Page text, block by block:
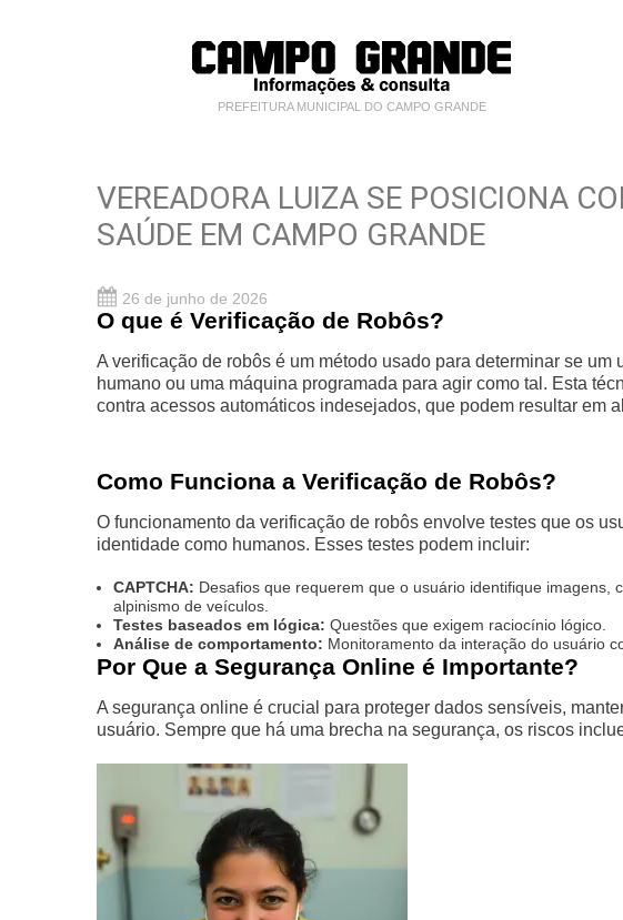
PREFEITURA MUNICIPAL DO CAMPO GRANDE
VEREADORA LUIZA SE POSICIONA
SAÚDE EM CAMPO GRANDE
26 de junho de 2026
O que é Verificação de Robôs?
A verificação de robôs é um método usado para determinar se
humano ou uma máquina programada para agir como tal. Esta
contra acessos automáticos indesejados, que podem resultar em
Como Funciona a Verificação de Robôs?
O funcionamento da verificação de robôs envolve testes que os
identidade como humanos. Esses testes podem incluir:
CAPTCHA: Desafios que requerem que o usuário identifique
alpinismo de veículos.
Testes baseados em lógica: Questões que exigem raciocínio lógico.
Análise de comportamento: Monitoramento da interação do usuário
Por Que a Segurança Online é Importante?
A segurança online é crucial para proteger dados sensíveis,
usuário. Sempre que há uma brecha na segurança, os riscos